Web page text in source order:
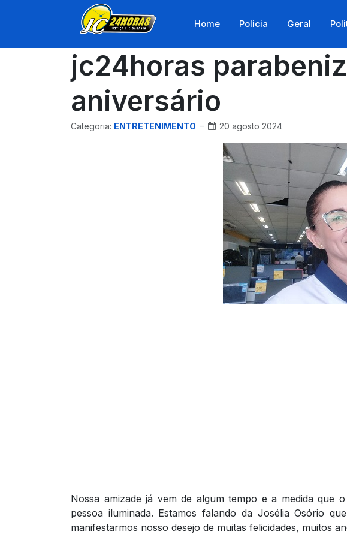
Home Policia Geral
jc24horas
aniversário
Categoria: ENTRETENIMENTO 20 agosto 2024
Nossa amizade já vem de algum tempo e a medida que
pessoa iluminada. Estamos falando da Josélia Osório
manifestarmos nosso desejo de muitas felicidades, muitos